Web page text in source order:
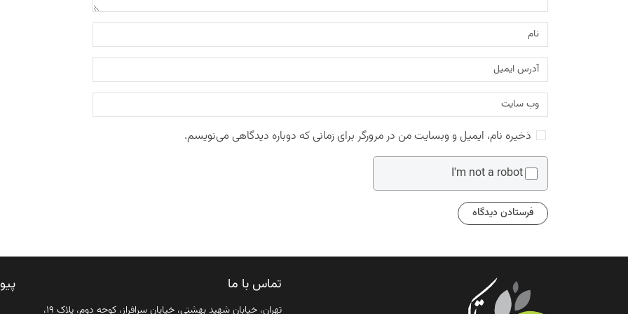
ذخیره نام، ایمیل و وبسایت من در مرورگر برای زمانی که دوباره دیدگاهی می‌نویسم.
I'm not a robot
تماس با ما
تهران، خیابان شهید بهشتی، خیابان سرافراز، کوچه دوم، پلاک ۱۹،